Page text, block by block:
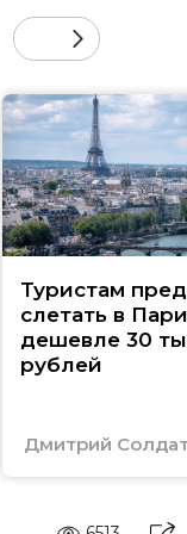
Туристам
слетать в
дешевле 30
рублей
Дмитрий